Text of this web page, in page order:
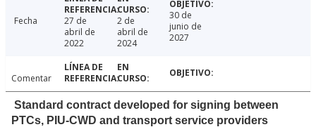
Fecha
27 de
abril de
2022
2 de
abril de
2024
30 de
junio de
2027
Comentar
Standard contract developed for signing between
PTCs, PIU-CWD and transport service providers